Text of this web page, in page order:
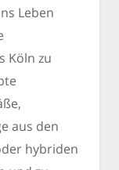
Leben
Köln zu
aus den
hybriden